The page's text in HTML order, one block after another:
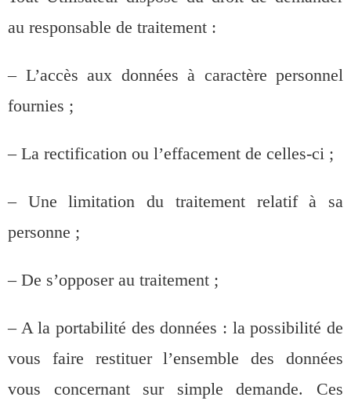
au responsable de traitement :
– L’accès aux données à caractère personnel
fournies ;
– La rectification ou l’effacement de celles-ci ;
– Une limitation du traitement relatif à sa
personne ;
– De s’opposer au traitement ;
– A la portabilité des données : la possibilité de
vous faire restituer l’ensemble des données
vous concernant sur simple demande. Ces